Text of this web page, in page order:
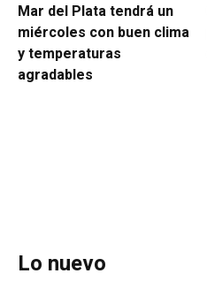
Mar del Plata tendrá un
miércoles con buen clima
y temperaturas
agradables
Lo nuevo